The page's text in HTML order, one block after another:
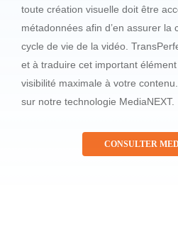
toute création visuelle doit être
métadonnées afin d’en assurer la
cycle de vie de la vidéo.
et à traduire cet important élément
visibilité maximale à votre
sur notre technologie MediaNEXT.
CONSULTER